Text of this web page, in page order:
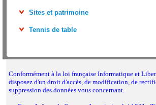
Sites et patrimoine
Tennis de table
Conformément à la loi française Informatique et
disposez d'un droit d'accès, de modification, de
suppression des données vous concernant.